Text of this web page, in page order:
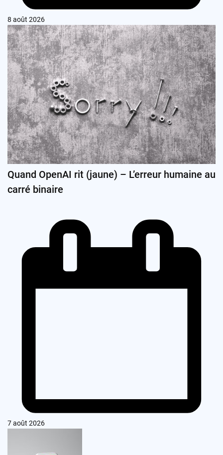
8 août 2026
Quand OpenAI rit (jaune) – L’erreur humaine au
carré binaire
7 août 2026